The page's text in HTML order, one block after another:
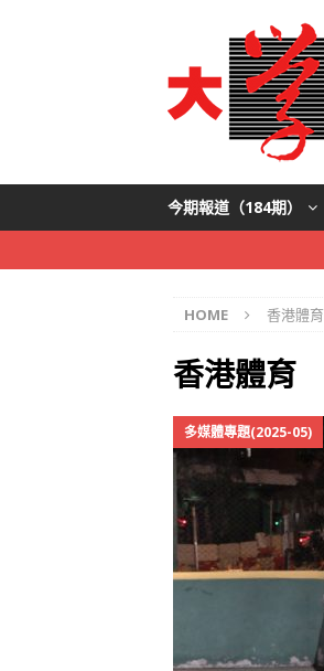
今期報道（184期）
HOME 香港體育
香港體育
多媒體專題(2025-05)